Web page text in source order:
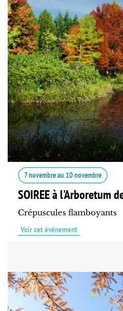
7 novembreau 10 novembre
SOIREE à l'Arboretum
Crépuscules flamboyants
Voir cet événement